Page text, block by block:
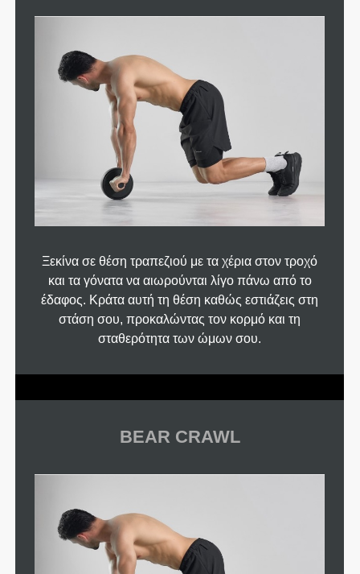
Ξεκίνα σε θέση τραπεζιού με τα χέρια στον τροχό
και τα γόνατα να αιωρούνται λίγο πάνω από το
έδαφος. Κράτα αυτή τη θέση καθώς εστιάζεις στη
στάση σου, προκαλώντας τον κορμό και τη
σταθερότητα των ώμων σου.
BEAR CRAWL